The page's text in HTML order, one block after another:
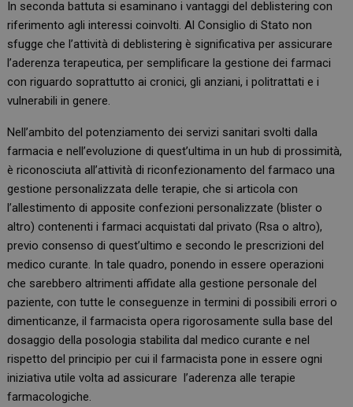
In seconda battuta si esaminano i vantaggi del deblistering con
riferimento agli interessi coinvolti. Al Consiglio di Stato non
sfugge che l’attività di deblistering è significativa per assicurare
l’aderenza terapeutica, per semplificare la gestione dei farmaci
con riguardo soprattutto ai cronici, gli anziani, i politrattati e i
vulnerabili in genere.
Nell’ambito del potenziamento dei servizi sanitari svolti dalla
farmacia e nell’evoluzione di quest’ultima in un hub di prossimità,
è riconosciuta all’attività di riconfezionamento del farmaco una
gestione personalizzata delle terapie, che si articola con
l’allestimento di apposite confezioni personalizzate (blister o
altro) contenenti i farmaci acquistati dal privato (Rsa o altro),
previo consenso di quest’ultimo e secondo le prescrizioni del
medico curante. In tale quadro, ponendo in essere operazioni
che sarebbero altrimenti affidate alla gestione personale del
paziente, con tutte le conseguenze in termini di possibili errori o
dimenticanze, il farmacista opera rigorosamente sulla base del
dosaggio della posologia stabilita dal medico curante e nel
rispetto del principio per cui il farmacista pone in essere ogni
iniziativa utile volta ad assicurare l’aderenza alle terapie
farmacologiche.